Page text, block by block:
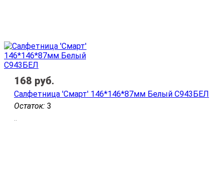
Остаток: 3
Салфетница 'Смарт' 146*146*87мм Белый С943БЕЛ
..
168 руб.